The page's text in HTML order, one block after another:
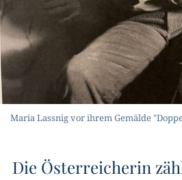
Maria Lassnig vor ihrem Gemälde
Die Österreicherin